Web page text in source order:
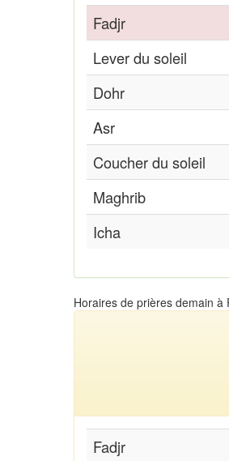
Fadjr
Lever du soleil
Dohr
Asr
Coucher du soleil
Maghrib
Icha
Horaires de prières demain à
Fadjr